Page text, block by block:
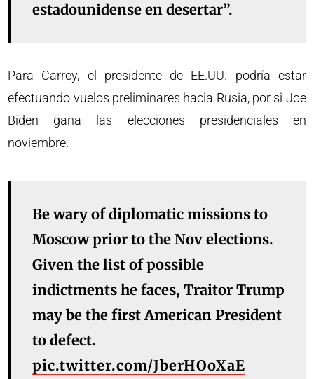
estadounidense en desertar”.
Para Carrey, el presidente de EE.UU. podría estar
efectuando vuelos preliminares hacia Rusia, por si Joe
Biden gana las elecciones presidenciales en
noviembre.
Be wary of diplomatic missions to
Moscow prior to the Nov elections.
Given the list of possible
indictments he faces, Traitor Trump
may be the first American President
to defect.
pic.twitter.com/JberHOoXaE